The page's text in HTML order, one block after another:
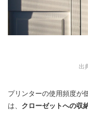
出
プリンターの使用頻度が
は、 クローゼットへの収